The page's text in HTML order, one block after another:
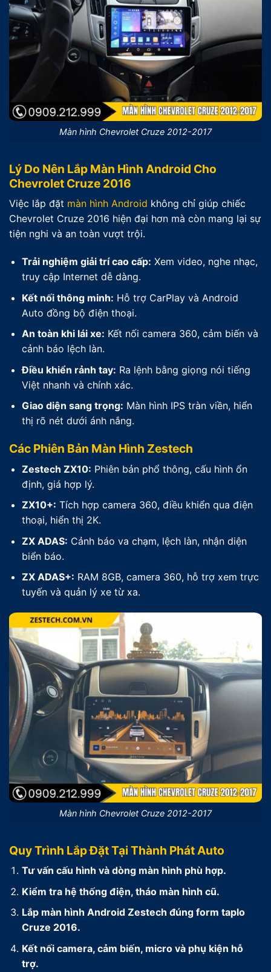
Màn hình Chevrolet Cruze 2012-2017
Lý Do Nên Lắp Màn Hình Android Cho
Chevrolet Cruze 2016
Việc lắp đặt màn hình Android không chỉ giúp chiếc
Chevrolet Cruze 2016 hiện đại hơn mà còn mang lại sự
tiện nghi và an toàn vượt trội.
Trải nghiệm giải trí cao cấp: Xem video, nghe nhạc,
truy cập Internet dễ dàng.
Kết nối thông minh: Hỗ trợ CarPlay và Android
Auto đồng bộ điện thoại.
An toàn khi lái xe: Kết nối camera 360, cảm biến và
cảnh báo lệch làn.
Điều khiển rảnh tay: Ra lệnh bằng giọng nói tiếng
Việt nhanh và chính xác.
Giao diện sang trọng: Màn hình IPS tràn viền, hiển
thị rõ nét dưới ánh nắng.
Các Phiên Bản Màn Hình Zestech
Zestech ZX10: Phiên bản phổ thông, cấu hình ổn
định, giá hợp lý.
ZX10+: Tích hợp camera 360, điều khiển qua điện
thoại, hiển thị 2K.
ZX ADAS: Cảnh báo va chạm, lệch làn, nhận diện
biển báo.
ZX ADAS+: RAM 8GB, camera 360, hỗ trợ xem trực
tuyến và quản lý xe từ xa.
Màn hình Chevrolet Cruze 2012-2017
Quy Trình Lắp Đặt Tại Thành Phát Auto
Tư vấn cấu hình và dòng màn hình phù hợp.
Kiểm tra hệ thống điện, tháo màn hình cũ.
Lắp màn hình Android Zestech đúng form taplo
Cruze 2016.
Kết nối camera, cảm biến, micro và phụ kiện hỗ
trợ.